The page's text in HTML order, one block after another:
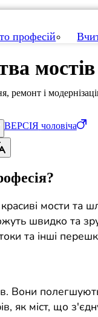
професій
мостів
ремонт і
ВЕРСІЯ чоловіча
мости та
швидко та
та інші
Вони
як міст, що